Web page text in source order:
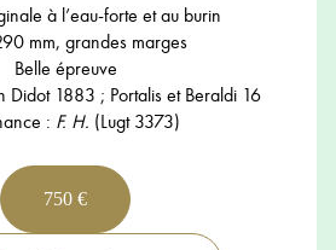
à l’eau-forte et au burin
mm, grandes marges
Belle épreuve
Didot 1883 ; Portalis et Beraldi 16
: F. H. (Lugt 3373)
750 €